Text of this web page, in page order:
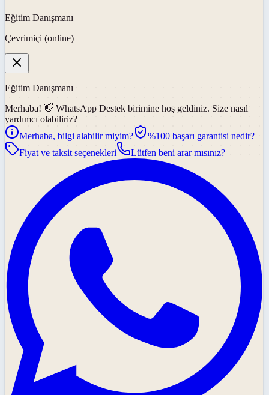
Eğitim Danışmanı
Çevrimiçi (online)
Eğitim Danışmanı
Merhaba! 👋 WhatsApp Destek birimine hoş geldiniz. Size nasıl
yardımcı olabiliriz?
Merhaba, bilgi alabilir miyim?
%100 başarı garantisi nedir?
Fiyat ve taksit seçenekleri
Lütfen beni arar mısınız?